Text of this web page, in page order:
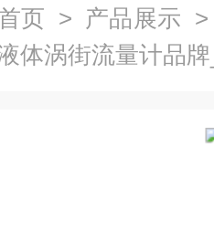
页 > 产品展示
体涡街流量计品